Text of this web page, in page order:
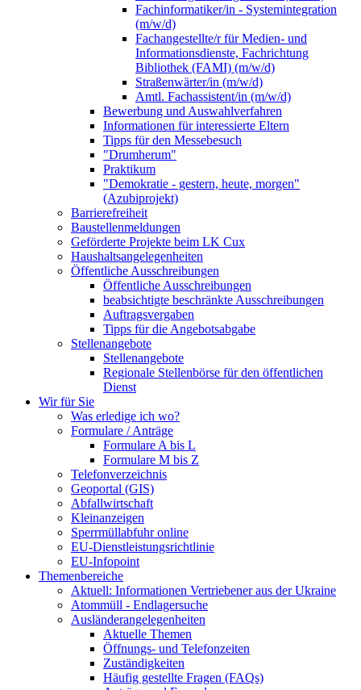
Fachinformatiker/in - Systemintegration
(m/w/d)
Fachangestellte/r für Medien- und
Informationsdienste, Fachrichtung
Bibliothek (FAMI) (m/w/d)
Straßenwärter/in (m/w/d)
Amtl. Fachassistent/in (m/w/d)
Bewerbung und Auswahlverfahren
Informationen für interessierte Eltern
Tipps für den Messebesuch
"Drumherum"
Praktikum
"Demokratie - gestern, heute, morgen"
(Azubiprojekt)
Barrierefreiheit
Baustellenmeldungen
Geförderte Projekte beim LK Cux
Haushaltsangelegenheiten
Öffentliche Ausschreibungen
Öffentliche Ausschreibungen
beabsichtigte beschränkte Ausschreibungen
Auftragsvergaben
Tipps für die Angebotsabgabe
Stellenangebote
Stellenangebote
Regionale Stellenbörse für den öffentlichen
Dienst
Wir für Sie
Was erledige ich wo?
Formulare / Anträge
Formulare A bis L
Formulare M bis Z
Telefonverzeichnis
Geoportal (GIS)
Abfallwirtschaft
Kleinanzeigen
Sperrmüllabfuhr online
EU-Dienstleistungsrichtlinie
EU-Infopoint
Themenbereiche
Aktuell: Informationen Vertriebener aus der Ukraine
Atommüll - Endlagersuche
Ausländerangelegenheiten
Aktuelle Themen
Öffnungs- und Telefonzeiten
Zuständigkeiten
Häufig gestellte Fragen (FAQs)